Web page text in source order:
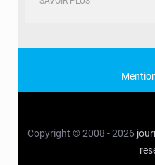
Copyright © 2008 - 2026